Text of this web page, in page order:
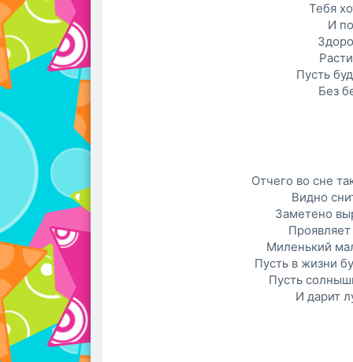
Тебя
И
Пусть
Без
Отчего во сне
Видно
Заметено
Миленький
Пусть в жизни
Пусть
И дарит